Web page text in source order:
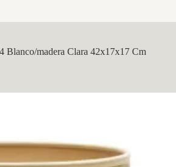
Blanco/madera Clara 42x17x17 Cm